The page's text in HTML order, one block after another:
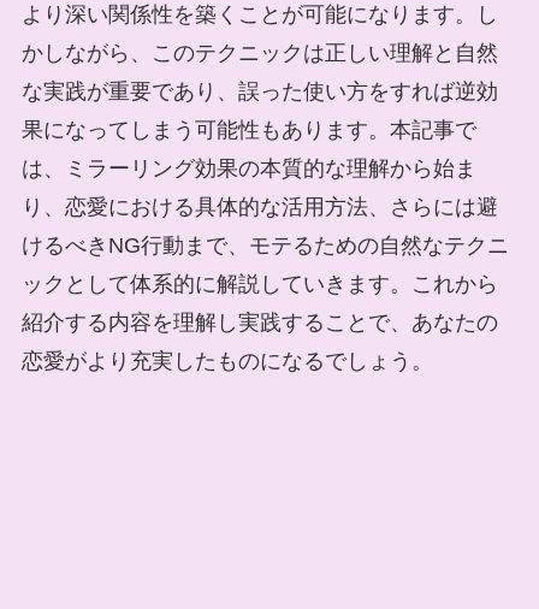
より深い関係性を築くことが可能になります。し
かしながら、このテクニックは正しい理解と自然
な実践が重要であり、誤った使い方をすれば逆効
果になってしまう可能性もあります。本記事で
は、ミラーリング効果の本質的な理解から始ま
り、恋愛における具体的な活用方法、さらには避
けるべきNG行動まで、モテるための自然なテクニ
ックとして体系的に解説していきます。これから
紹介する内容を理解し実践することで、あなたの
恋愛がより充実したものになるでしょう。